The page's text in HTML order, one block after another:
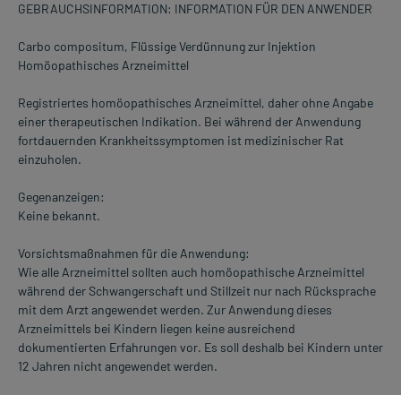
GEBRAUCHSINFORMATION: INFORMATION FÜR DEN ANWENDER
Carbo compositum, Flüssige Verdünnung zur Injektion
Homöopathisches Arzneimittel
Registriertes homöopathisches Arzneimittel, daher ohne Angabe
einer therapeutischen Indikation. Bei während der Anwendung
fortdauernden Krankheitssymptomen ist medizinischer Rat
einzuholen.
Gegenanzeigen:
Keine bekannt.
Vorsichtsmaßnahmen für die Anwendung:
Wie alle Arzneimittel sollten auch homöopathische Arzneimittel
während der Schwangerschaft und Stillzeit nur nach Rücksprache
mit dem Arzt angewendet werden. Zur Anwendung dieses
Arzneimittels bei Kindern liegen keine ausreichend
dokumentierten Erfahrungen vor. Es soll deshalb bei Kindern unter
12 Jahren nicht angewendet werden.